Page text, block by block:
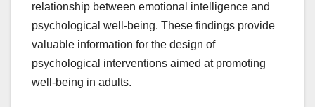
relationship between emotional intelligence and
psychological well-being. These findings provide
valuable information for the design of
psychological interventions aimed at promoting
well-being in adults.